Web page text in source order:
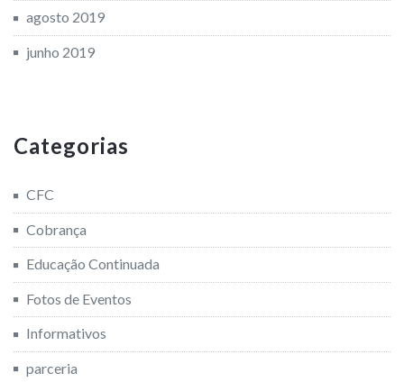
agosto 2019
junho 2019
Categorias
CFC
Cobrança
Educação Continuada
Fotos de Eventos
Informativos
parceria